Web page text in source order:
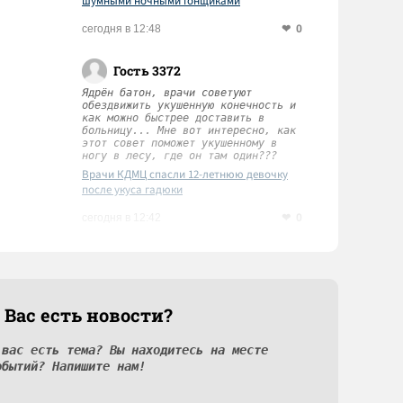
сегодня в 12:48 0
Гость 3372
Ядрён батон, врачи советуют
обездвижить укушенную конечность и
как можно быстрее доставить в
больницу... Мне вот интересно, как
этот совет поможет укушенному в
ногу в лесу, где он там один???
Врачи КДМЦ спасли 12-летнюю девочку
после укуса гадюки
есть новости?
есть тема? Вы находитесь на месте
Напишите нам!